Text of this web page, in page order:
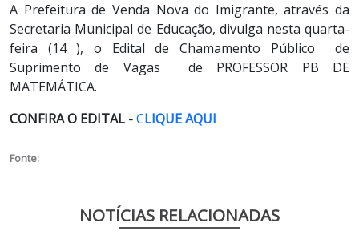
A Prefeitura de Venda Nova do Imigrante, através da
Secretaria Municipal de Educação, divulga nesta quarta-
feira (14 ), o Edital de Chamamento Público de
Suprimento de Vagas de PROFESSOR PB DE
MATEMÁTICA.
CONFIRA O EDITAL -CLIQUE AQUI
Fonte:
NOTÍCIAS RELACIONADAS